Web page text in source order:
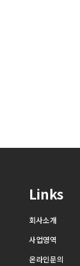
Links
회사소개
사업영역
온라인문의